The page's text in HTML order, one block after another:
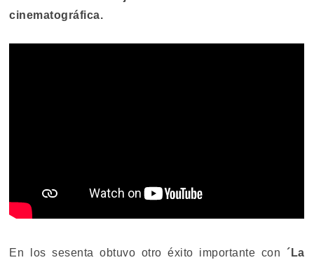
cinematográfica.
En los sesenta obtuvo otro éxito importante con´La